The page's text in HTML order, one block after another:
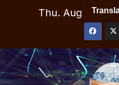
Thu. Aug 6th,